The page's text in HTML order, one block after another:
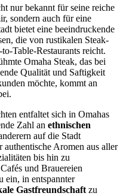
nur bekannt für seine reiche
sondern auch für eine
bietet eine beeindruckende
die von rustikalen Steak-
Table-Restaurants reicht.
Omaha Steak, das bei
Qualität und Saftigkeit
möchte, kommt an
entfaltet sich in Omahas
Zahl an ethnischen
auf die Stadt
Aromen aus aller
bis hin zu
und Brauereien
ein, in entspannter
Gastfreundschaft zu